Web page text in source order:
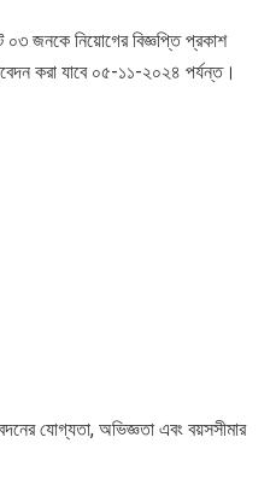
০৩ জনকে নিয়োগের বিজ্ঞপ্তি প্রকাশ
করা যাবে ০৫-১১-২০২৪ পর্যন্ত।
যোগ্যতা, অভিজ্ঞতা এবং বয়সসীমার